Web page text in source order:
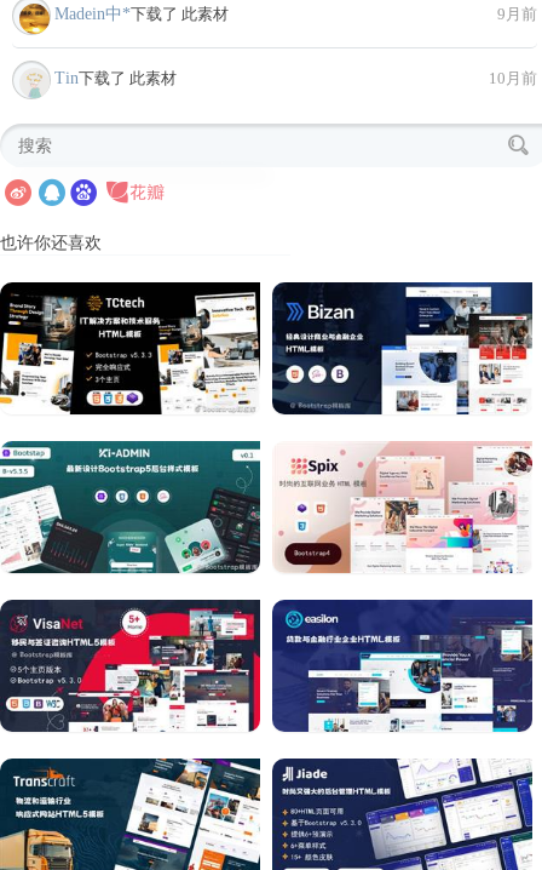
Madein中*下载了 此素材 9月前
Tin下载了 此素材 10月前
也许你还喜欢